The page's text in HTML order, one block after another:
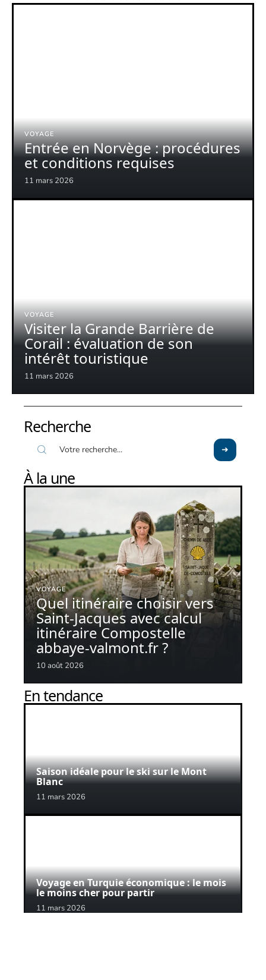
VOYAGE
Entrée en Norvège : procédures
et conditions requises
11 mars 2026
VOYAGE
Visiter la Grande Barrière de
Corail : évaluation de son
intérêt touristique
11 mars 2026
Recherche
À la une
VOYAGE
Quel itinéraire choisir vers
Saint-Jacques avec calcul
itinéraire Compostelle
abbaye-valmont.fr ?
10 août 2026
En tendance
Saison idéale pour le ski sur le Mont
Blanc
11 mars 2026
Voyage en Turquie économique : le mois
le moins cher pour partir
11 mars 2026